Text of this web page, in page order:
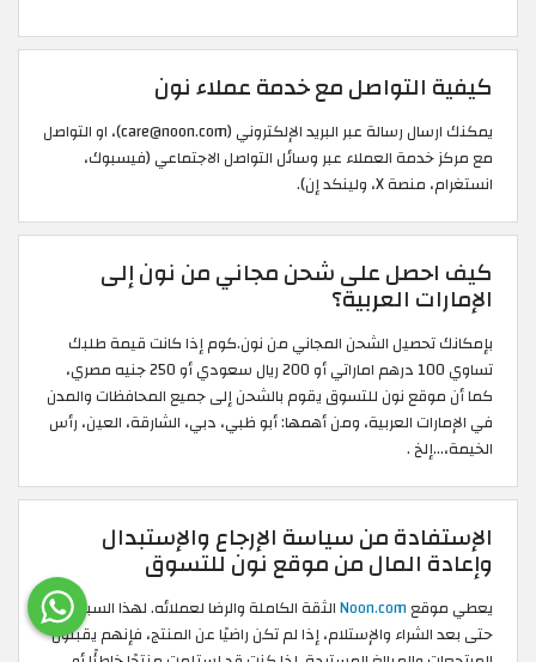
كيفية التواصل مع خدمة عملاء نون
يمكنك ارسال رسالة عبر البريد الإلكتروني (care@noon.com)، او التواصل
مع مركز خدمة العملاء عبر وسائل التواصل الاجتماعي (فيسبوك،
انستغرام، منصة X، ولينكد إن).
كيف احصل على شحن مجاني من نون إلى
الإمارات العربية؟
بإمكانك تحصيل الشحن المجاني من نون.كوم إذا كانت قيمة طلبك
تساوي 100 درهم اماراتي أو 200 ريال سعودي أو 250 جنيه مصري،
كما أن موقع نون للتسوق يقوم بالشحن إلى جميع المحافظات والمدن
في الإمارات العربية، ومن أهمها: أبو ظبي، دبي، الشارقة، العين، رأس
الخيمة،…إلخ .
الإستفادة من سياسة الإرجاع والإستبدال
وإعادة المال من موقع نون للتسوق
يعطي موقع Noon.comالثقة الكاملة والرضا لعملائه. لهذا السبب،
حتى بعد الشراء والإستلام، إذا لم تكن راضيًا عن المنتج، فإنهم يقبلون